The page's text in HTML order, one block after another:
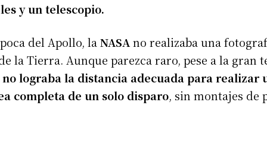
y un telescopio.
del Apollo, la NASA no realizaba una
la Tierra. Aunque parezca raro, pese a la gran
no lograba la distancia adecuada para realizar
completa de un solo disparo, sin montajes de